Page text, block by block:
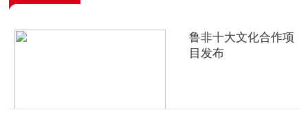
鲁非十大文化合作项
目发布